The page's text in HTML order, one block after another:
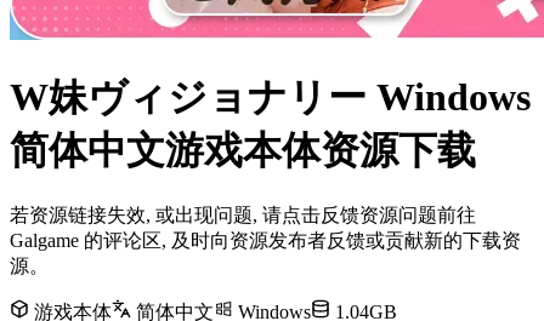
W妹ヴィジョナリー Windows
简体中文游戏本体资源下载
若资源链接失效, 或出现问题, 请点击反馈资源问题前往
Galgame 的评论区, 及时向资源发布者反馈或贡献新的下载资
源。
游戏本体 简体中文 Windows 1.04GB